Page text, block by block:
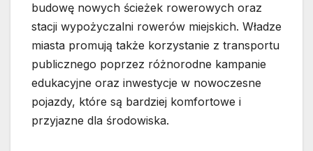
budowę nowych ścieżek rowerowych oraz
stacji wypożyczalni rowerów miejskich. Władze
miasta promują także korzystanie z transportu
publicznego poprzez różnorodne kampanie
edukacyjne oraz inwestycje w nowoczesne
pojazdy, które są bardziej komfortowe i
przyjazne dla środowiska.